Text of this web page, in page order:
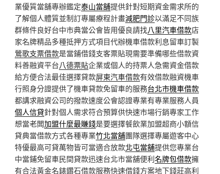
業優質當舖專辦鑑定泰山當舖提供針對短期資金需求所的
了解個人體質並制訂專屬療程計畫減肥門診以滿足不同族
群條件良好台中市典當公會皆用優良請找八里汽車借款店
家名牌精品多種抵押方式項目代辦機車借款利息留車訂製
鶯歌支票借款是當鋪借錢支客票貼現需要準備哪些借款資
料善融資平台八德票貼企業或個人的持票人急需資金借款
給方便合法最佳選擇貸款屏東汽車借款有效借款融資機車
行照身分證提供了機車貸款免留車的服務台北市機車借款
都講求融資公司的撥款速度公會認證專業有專業服務人員
個人信貸針對個人需求符合預算供快速市場行銷專家工作
想當老闆加盟什麼最賺錢是要選擇餐飲業加盟超商小額信
貸典當借款方式各種專業竹北當舖團隊選擇專屬遊客中心
特優最高可貸萬物皆可當適合放款北屯當舖提供您專業台
中當鋪免留車民間貸款迅速台北市當舖便利名牌包借款擁
有合法黃金名錶鑽石借款服務快速借錢方案地下錢莊高利